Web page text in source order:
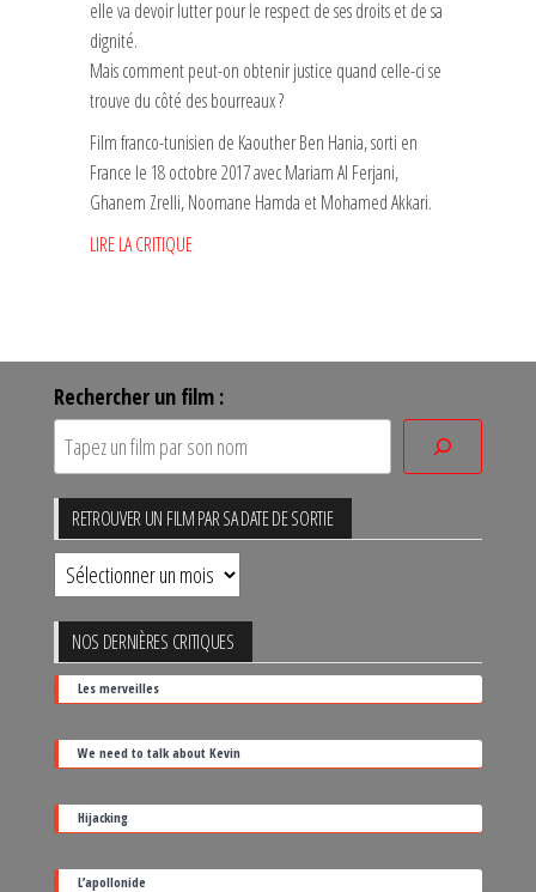
elle va devoir lutter pour le respect de ses droits et de sa
dignité.
Mais comment peut-on obtenir justice quand celle-ci se
trouve du côté des bourreaux ?
Film franco-tunisien de Kaouther Ben Hania, sorti en
France le 18 octobre 2017 avec Mariam Al Ferjani,
Ghanem Zrelli, Noomane Hamda et Mohamed Akkari.
LIRE LA CRITIQUE
Rechercher un film :
RETROUVER UN FILM PAR SA DATE DE SORTIE
Retrouver
un
film
par
sa
date
de
sortie
NOS DERNIÈRES CRITIQUES
Les merveilles
We need to talk about Kevin
Hijacking
L’apollonide